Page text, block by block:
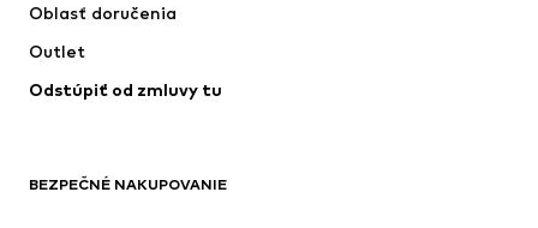
Plavky
Príležitosti
Upcyklácia
Nové
Oblasť doručenia
Outlet
Odstúpiť od zmluvy tu
BEZPEČNÉ NAKUPOVANIE